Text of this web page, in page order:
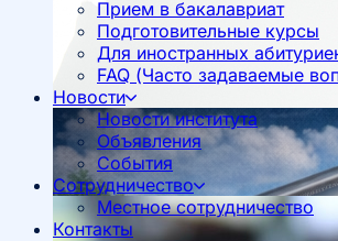
Прием в бакалавриат
Подготовительные курсы
Для иностранных
FAQ (Часто задаваемые
Новости
Новости института
Объявления
События
Сотрудничество
Местное сотрудничество
Контакты